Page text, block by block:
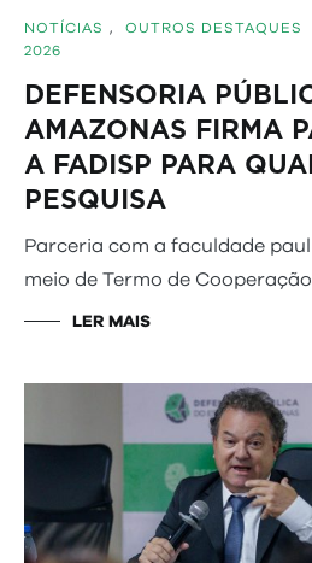
NOTÍCIAS , OUTROS DESTAQUES
2026
DEFENSORIA
AMAZONAS FIRMA
A FADISP PARA
PESQUISA
Parceria com a faculdade
meio de Termo de
LER MAIS